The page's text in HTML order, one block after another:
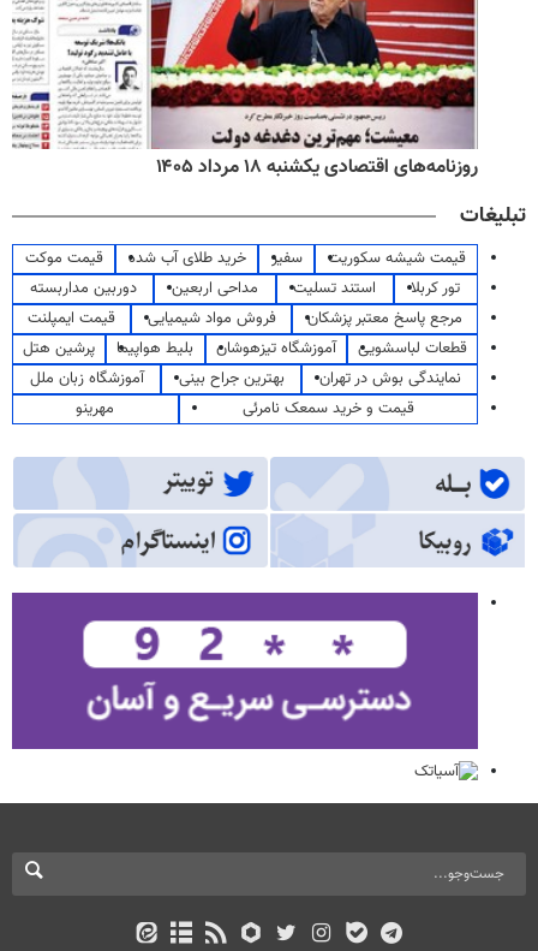
روزنامه‌های اقتصادی یکشنبه ۱۸ مرداد ۱۴۰۵
تبلیغات
قیمت شیشه سکوریت سفیر خرید طلای آب شده
قیمت موکت
تور کربلا
استند تسلیت مداحی اربعین
دوربین مداربسته
مرجع پاسخ معتبر پزشکان
فروش مواد شیمیایی
قیمت ایمپلنت
قطعات لباسشویی
آموزشگاه تیزهوشان بلیط هواپیما
پرشین هتل
نمایندگی بوش در تهران
بهترین جراح بینی
آموزشگاه زبان ملل
قیمت و خرید سمعک نامرئی
مهرینو